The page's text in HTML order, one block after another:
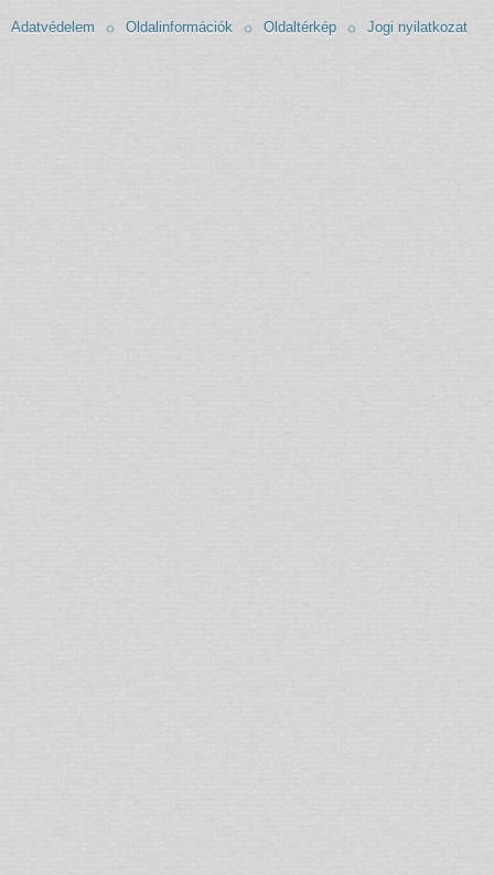
Adatvédelem
Adatvédelem Oldalinformációk
Oldalinformációk Oldaltérkép
Oldaltérkép Jogi nyilatkozat
Jogi nyilatkozat